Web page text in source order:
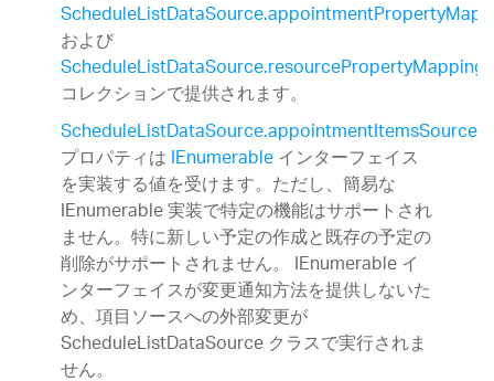
および
ScheduleListDataSource.resourcePropertyMappings
コレクションで提供されます。
ScheduleListDataSource.appointmentItemsSource
プロパティはIEnumerableインターフェイス
を実装する値を受けます。ただし、簡易な
IEnumerable 実装で特定の機能はサポートされ
ません。特に新しい予定の作成と既存の予定の
削除がサポートされません。 IEnumerable イ
ンターフェイスが変更通知方法を提供しないた
め、項目ソースへの外部変更が
ScheduleListDataSource クラスで実行されま
せん。